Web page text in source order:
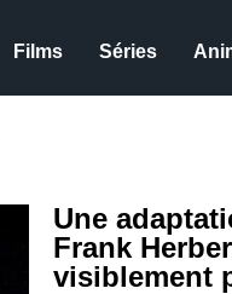
Films Séries
Une
Frank
visiblement